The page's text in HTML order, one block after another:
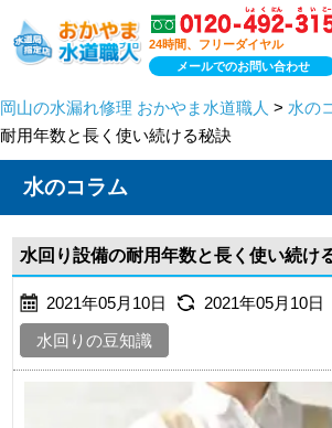
24時間、フリーダイヤル
メールでのお問い合わせ
岡山の水漏れ修理 おかやま水道職人 > 水の
耐用年数と長く使い続ける秘訣
水のコラム
水回り設備の耐用年数と長く使い続け
2021年05月10日
2021年05月10日
水回りの豆知識